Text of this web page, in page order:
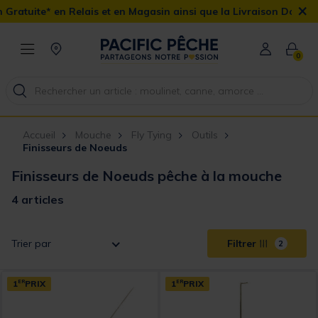
en Relais et en Magasin ainsi que la Livraison Domicile
×
0
Accueil Mouche Fly Tying
Outils
Finisseurs de Noeuds
Finisseurs de Noeuds pêche à la mouche
4 articles
Trier par Filtrer 2
1ERPRIX 1ERPRIX